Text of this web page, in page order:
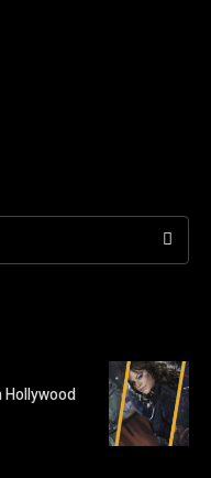
Hollywood